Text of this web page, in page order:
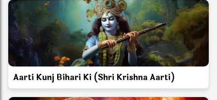
Aarti Kunj Bihari Ki (Shri Krishna Aarti)